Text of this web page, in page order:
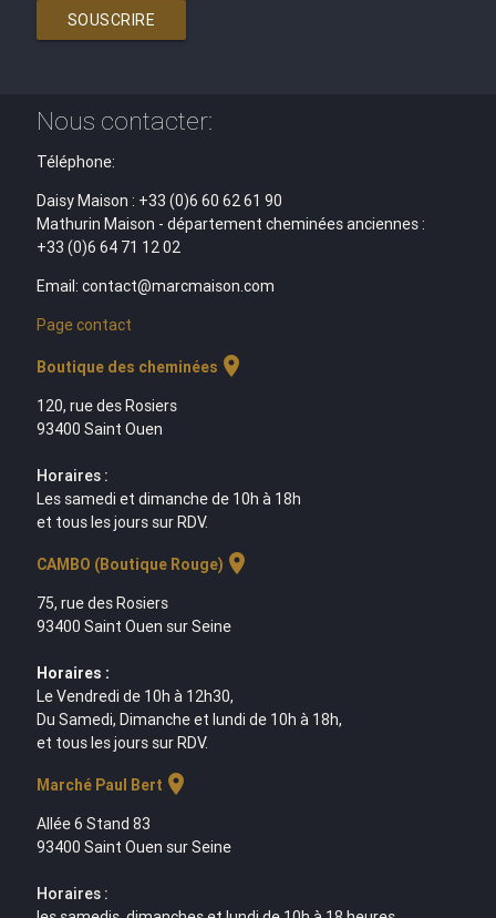
SOUSCRIRE
Nous contacter:
Téléphone:
Daisy Maison : +33 (0)6 60 62 61 90
Mathurin Maison - département cheminées anciennes :
+33 (0)6 64 71 12 02
Email: contact@marcmaison.com
Page contact
Boutique des cheminées location_on
120, rue des Rosiers
93400 Saint Ouen
Horaires :
Les samedi et dimanche de 10h à 18h
et tous les jours sur RDV.
CAMBO (Boutique Rouge) location_on
75, rue des Rosiers
93400 Saint Ouen sur Seine
Horaires :
Le Vendredi de 10h à 12h30,
Du Samedi, Dimanche et lundi de 10h à 18h,
et tous les jours sur RDV.
Marché Paul Bert location_on
Allée 6 Stand 83
93400 Saint Ouen sur Seine
Horaires :